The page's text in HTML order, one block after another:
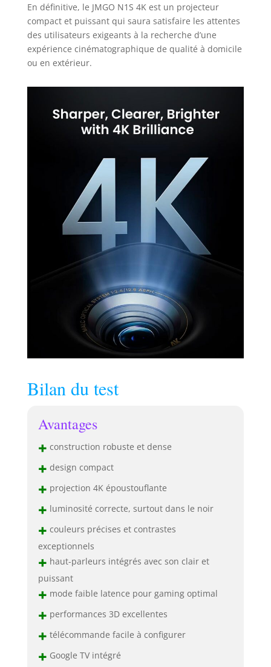
complexe ni de
dongles externes,
juste un accès facile
à un monde de
Puissance Maximale
portable N1S 4K ne
pèse que 2kg et allie
design compact et
puissantes. Son
boîtier en EPP
facilite le transport,
idéal en
déplacement. Avec
HDMI 2.1, une
latence ultra-faible
de 17ms et MEMC, il
immersifs et une
clarté d'image
exceptionnelle. Son
chipset MT9629
assure des
performances
stables et fluides,
soyez.
En définitive, le JMGO N1S 4K est un projecteur
compact et puissant qui saura satisfaire les attentes
des utilisateurs exigeants à la recherche d’une
expérience cinématographique de qualité à domicile
ou en extérieur.
Bilan du test
Avantages
+ construction robuste et dense
+ design compact
+ projection 4K époustouflante
+ luminosité correcte, surtout dans le noir
+ couleurs précises et contrastes
exceptionnels
+ haut-parleurs intégrés avec son clair et
puissant
+ mode faible latence pour gaming optimal
+ performances 3D excellentes
+ télécommande facile à configurer
+ Google TV intégré